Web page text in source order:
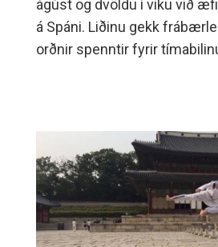
ágúst og dvöldu í viku við
á Spáni. Liðinu gekk
orðnir spenntir fyrir